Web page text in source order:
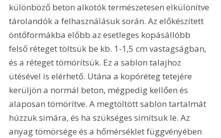
különböző beton alkotók természetesen elkülönítve
tárolandók a felhasználásuk során. Az előkészített
öntőformákba előbb az esetleges kopásállóbb
felső réteget töltsük be kb. 1-1,5 cm vastagságban,
és a réteget tömörítsük. Ez a sablon talajhoz
ütésével is elérhető. Utána a kopóréteg tetejére
kerüljön a normál beton, mégpedig kellően és
alaposan tömörítve. A megtöltött sablon tartalmát
húzzuk simára, és ha szükséges simítsuk le. Az
anyag tömörsége és a hőmérséklet függvényében